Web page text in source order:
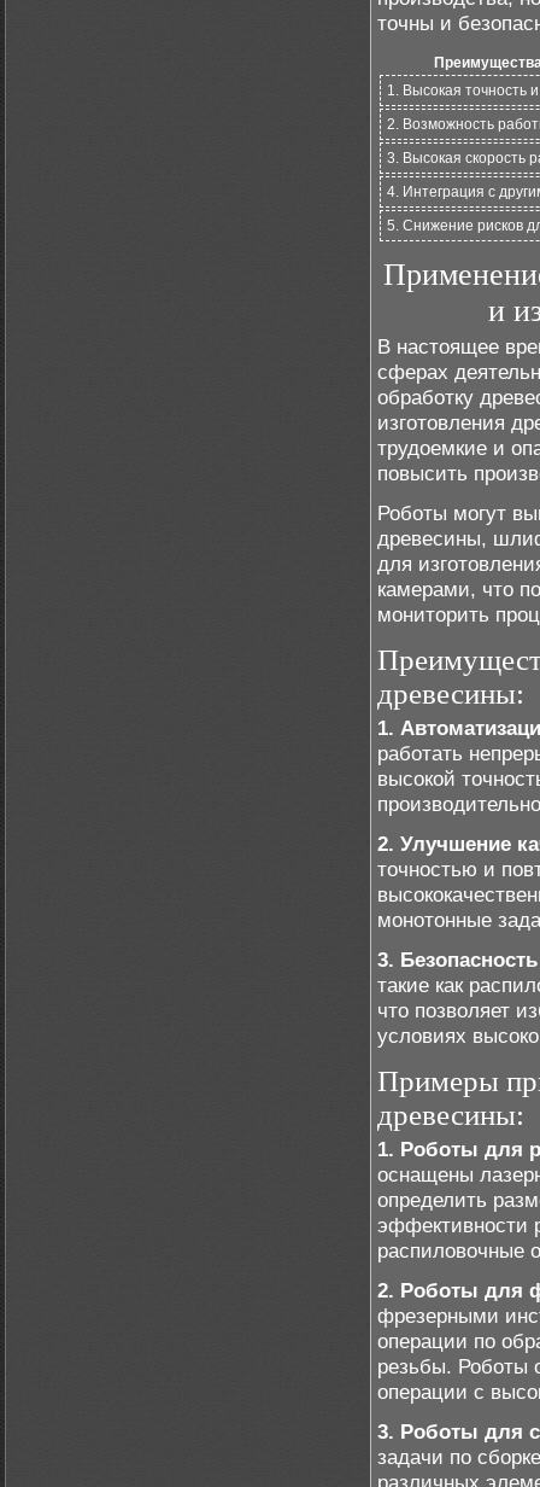
точны и
1. Высокая точность
2. Возможность
3. Высокая скорость
4. Интеграция с
5. Снижение рисков
и
В настоящее
сферах
обработку
изготовления
трудоемкие и
повысить
Роботы могут
древесины,
для
камерами, что
мониторить
древесины:
1.
работать
высокой
2. Улучшение
точностью и
монотонные
3.
такие как
что позволяет
условиях
Примеры
древесины:
1. Роботы для
оснащены
определить
эффективности
распиловочные
2. Роботы для
фрезерными
операции по
резьбы. Роботы
операции с
3. Роботы для
задачи по
различных